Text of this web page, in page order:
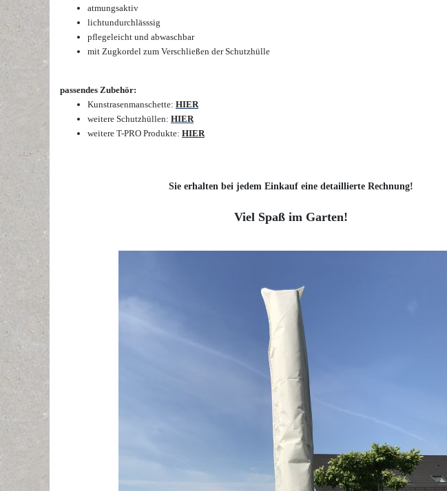
atmungsaktiv
lichtundurchlässsig
pflegeleicht und abwaschbar
mit Zugkordel zum Verschließen der Schutzhülle
passendes Zubehör:
Kunstrasenmanschette: HIER
weitere Schutzhüllen: HIER
weitere T-PRO Produkte: HIER
Sie erhalten bei jedem Einkauf eine detaillierte Rechnung!
Viel Spaß im Garten!